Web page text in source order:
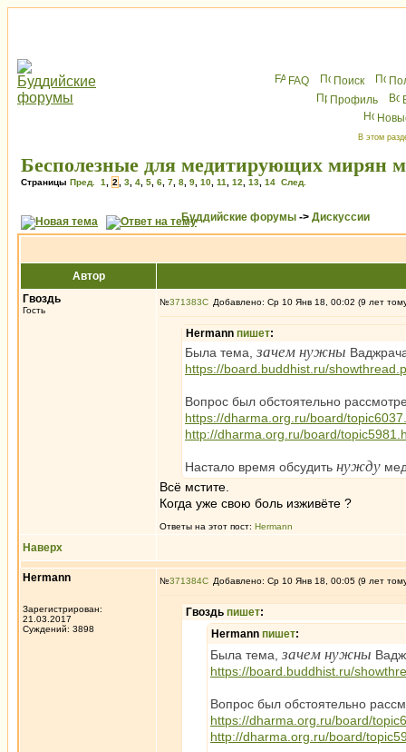
FAQ Поиск
Профиль
В этом
Бесполезные для медитирующих мирян
Страницы Пред. 1 2 3 4 5 6 7 8 9 10 11 12 13 14 След.
Буддийские форумы -> Дискуссии
Автор
Гвоздь
Гость
№371383 Добавлено: Ср 10 Янв 18, 00:02 (9 лет
Hermann пишет:
Была тема, зачем нужны
https://board.buddhist.ru/
Вопрос был обстоятельно
https://dharma.org.ru/board/
http://dharma.org.ru/board/
Настало время обсудить нужду
Всё мстите.
Когда уже свою боль изживёте ?
Ответы на этот пост: Hermann
Наверх
Hermann
Зарегистрирован:
21.03.2017
Суждений: 3898
№371384 Добавлено: Ср 10 Янв 18, 00:05 (9 лет
Гвоздь пишет:
Hermann пишет:
Была тема, зачем нужны
https://board.buddhist.ru/
Вопрос был обстоятельно
https://dharma.org.ru/board/
http://dharma.org.ru/board/